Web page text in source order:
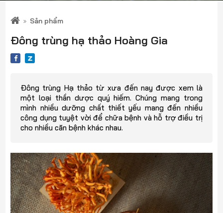
Sản phẩm
Đông trùng hạ thảo Hoàng Gia
Đông trùng Hạ thảo từ xưa đến nay được xem là
một loại thần dược quý hiếm. Chúng mang trong
mình nhiều dưỡng chất thiết yếu mang đến nhiều
công dụng tuyệt vời để chữa bệnh và hỗ trợ điều trị
cho nhiều căn bệnh khác nhau.